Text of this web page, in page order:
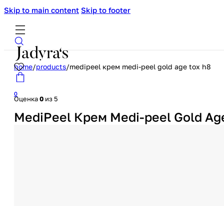
Skip to main content Skip to footer
0
home/products/medipeel крем medi-peel gold age tox h8
Оценка0 из 5
MediPeel Крем Medi-peel Gold